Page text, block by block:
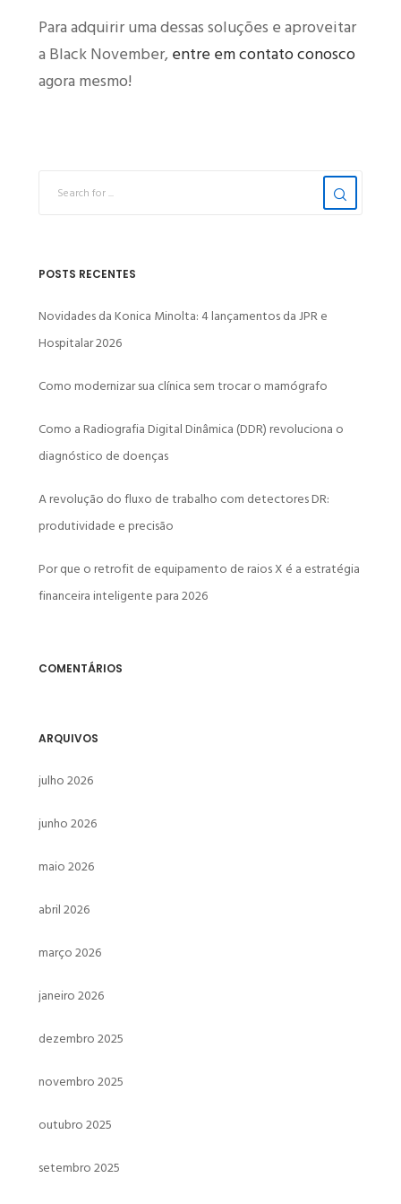
Para adquirir uma dessas soluções e aproveitar
a Black November, entre em contato conosco
agora mesmo!
POSTS RECENTES
Novidades da Konica Minolta: 4 lançamentos da JPR e
Hospitalar 2026
Como modernizar sua clínica sem trocar o mamógrafo
Como a Radiografia Digital Dinâmica (DDR) revoluciona o
diagnóstico de doenças
A revolução do fluxo de trabalho com detectores DR:
produtividade e precisão
Por que o retrofit de equipamento de raios X é a estratégia
financeira inteligente para 2026
COMENTÁRIOS
ARQUIVOS
julho 2026
junho 2026
maio 2026
abril 2026
março 2026
janeiro 2026
dezembro 2025
novembro 2025
outubro 2025
setembro 2025